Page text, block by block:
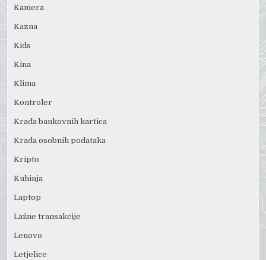
Kamera
Kazna
Kids
Kina
Klima
Kontroler
Krađa bankovnih kartica
Krađa osobnih podataka
Kripto
Kuhinja
Laptop
Lažne transakcije
Lenovo
Letjelice